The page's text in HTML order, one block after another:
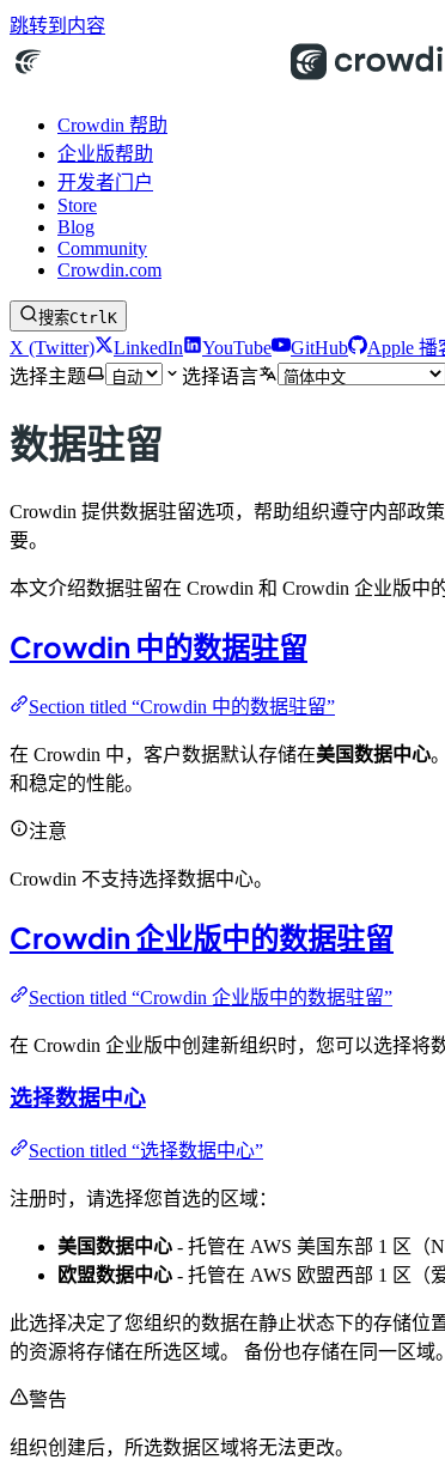
跳转到内容
Crowdin 帮助
企业版帮助
开发者门户
Store
Blog
Community
Crowdin.com
搜索CtrlK
X (Twitter) LinkedIn YouTube GitHub Apple 播
选择主题
选择语言
数据驻留
Crowdin 提供数据驻留选项，帮助组织遵守内部政
要。
本文介绍数据驻留在 Crowdin 和 Crowdin 企业版
Crowdin 中的数据驻留
Section titled “Crowdin 中的数据驻留”
在 Crowdin 中，客户数据默认存储在美国数据中心
和稳定的性能。
注意
Crowdin 不支持选择数据中心。
Crowdin 企业版中的数据驻留
Section titled “Crowdin 企业版中的数据驻留”
在 Crowdin 企业版中创建新组织时，您可以选择将
选择数据中心
Section titled “选择数据中心”
注册时，请选择您首选的区域：
美国数据中心 - 托管在 AWS 美国东部 1 区（
欧盟数据中心 - 托管在 AWS 欧盟西部 1 区（
此选择决定了您组织的数据在静止状态下的存储
的资源将存储在所选区域。 备份也存储在同一区域。
警告
组织创建后，所选数据区域将无法更改。